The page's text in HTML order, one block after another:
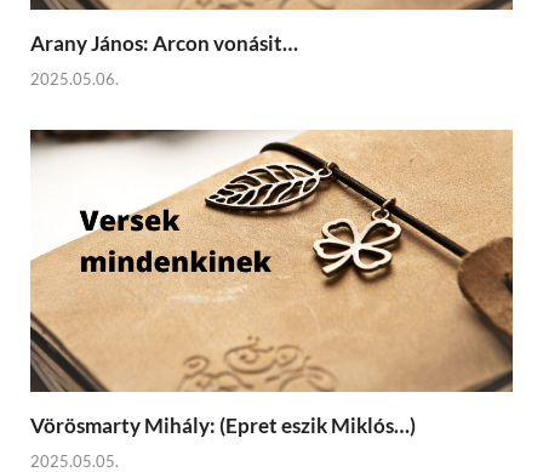
Arany János: Arcon vonásit…
2025.05.06.
Vörösmarty Mihály: (Epret eszik Miklós…)
2025.05.05.